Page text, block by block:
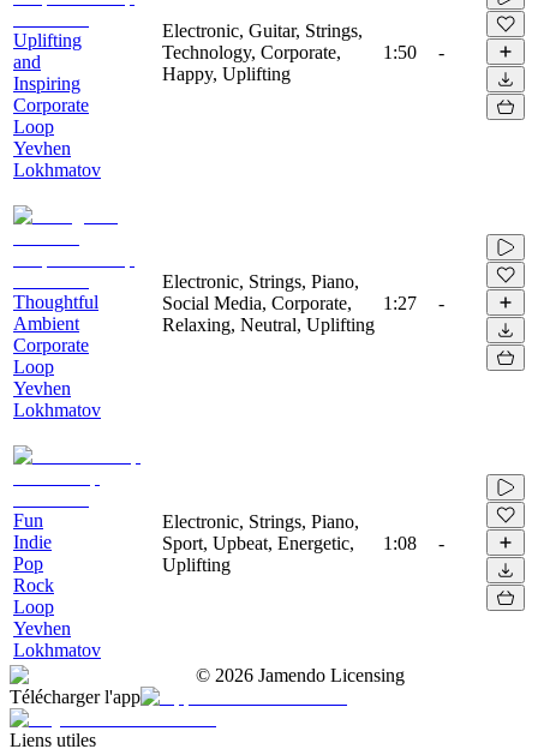
Uplifting
and
Inspiring
Corporate
Loop
Yevhen
Lokhmatov
Electronic, Guitar, Strings,
Technology, Corporate,
Happy, Uplifting
1:50 -
Thoughtful
Ambient
Corporate
Loop
Yevhen
Lokhmatov
Electronic, Strings, Piano,
Social Media, Corporate,
Relaxing, Neutral, Uplifting
1:27 -
Fun
Indie
Pop
Rock
Loop
Yevhen
Lokhmatov
Electronic, Strings, Piano,
Sport, Upbeat, Energetic,
Uplifting
1:08 -
© 2026 Jamendo Licensing
Télécharger l'app
Liens utiles